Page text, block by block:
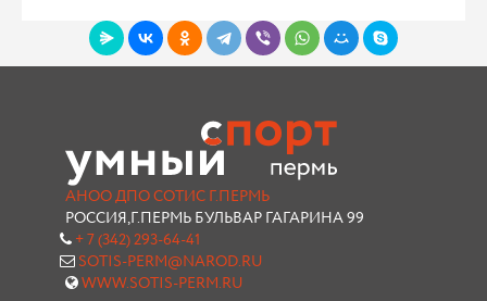
АНОО ДПО СОТИС Г.ПЕРМЬ
РОССИЯ,Г.ПЕРМЬ БУЛЬВАР ГАГАРИНА 99
+ 7 (342) 293-64-41
SOTIS-PERM@NAROD.RU
WWW.SOTIS-PERM.RU